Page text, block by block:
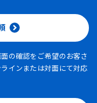
の確認をご希望のお客さ
インまたは対面にて対応